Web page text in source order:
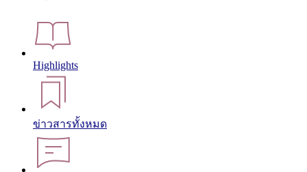
Highlights
ข่าวสารทั้งหมด